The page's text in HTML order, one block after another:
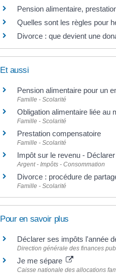
Pension alimentaire,
Quelles sont les règles pour
Divorce : que devient une
Et aussi
Pension alimentaire pour un
Famille - Scolarité
Obligation alimentaire liée au
Famille - Scolarité
Prestation compensatoire
Famille - Scolarité
Impôt sur le revenu -
Argent - Impôts - Consommation
Divorce : procédure de
Famille - Scolarité
Pour en savoir plus
Déclarer ses impôts l'année
Direction générale des finances
Je me sépare
Caisse nationale des allocations